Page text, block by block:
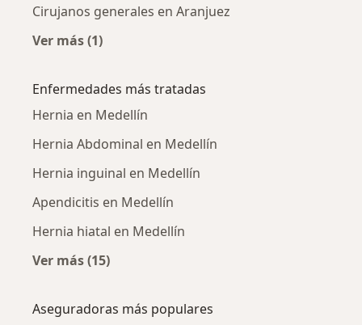
Cirujanos generales en Aranjuez
Ver más (1)
Enfermedades más tratadas
Hernia en Medellín
Hernia Abdominal en Medellín
Hernia inguinal en Medellín
Apendicitis en Medellín
Hernia hiatal en Medellín
Ver más (15)
Aseguradoras más populares